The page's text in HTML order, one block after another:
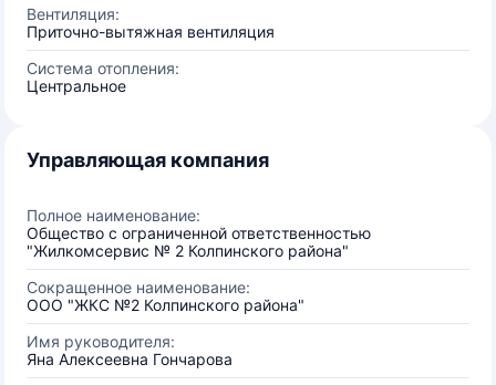
Вентиляция:
Приточно-вытяжная вентиляция
Система отопления:
Центральное
Управляющая компания
Полное наименование:
Общество с ограниченной ответственностью
"Жилкомсервис № 2 Колпинского района"
Сокращенное наименование:
ООО "ЖКС №2 Колпинского района"
Имя руководителя:
Яна Алексеевна Гончарова